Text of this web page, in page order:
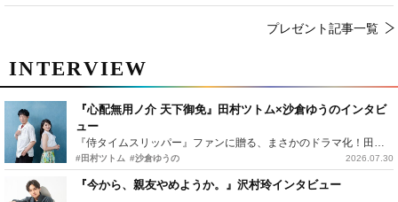
INTERVIEW
『心配無用ノ介 天下御免』田村ツトム×沙倉ゆうのインタビ
ュー
『侍タイムスリッパー』ファンに贈る、まさかのドラマ化！田村ツトム×沙倉ゆうのが語る『心配無用ノ介』撮影秘話
#田村ツトム #沙倉ゆうの 2026.07.30
『今から、親友やめようか。』沢村玲インタビュー
プレゼント記事一覧